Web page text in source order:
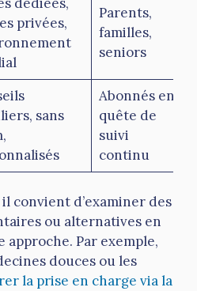
privées,
Parents,
familles,
seniors
sans
Abonnés en
quête de
suivi
continu
convient d’examiner des
ou alternatives en
approche. Par exemple,
douces ou les
la prise en charge via la